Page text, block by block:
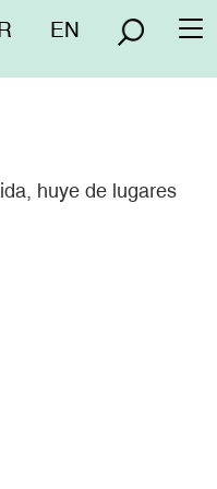
EN
huye de lugares